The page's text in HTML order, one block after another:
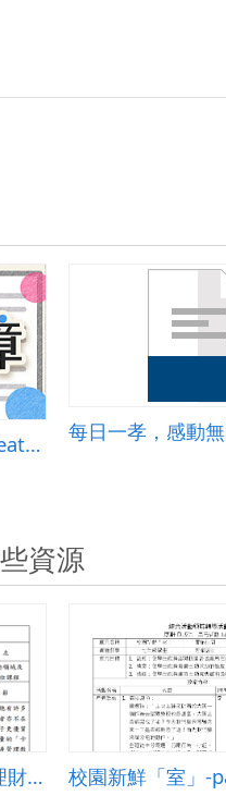
Kahoot! Play &amp; Create Quizzes
每日一孝，感動
資源
當金錢的主人-成為小小理財高手 校園新鮮「室」-